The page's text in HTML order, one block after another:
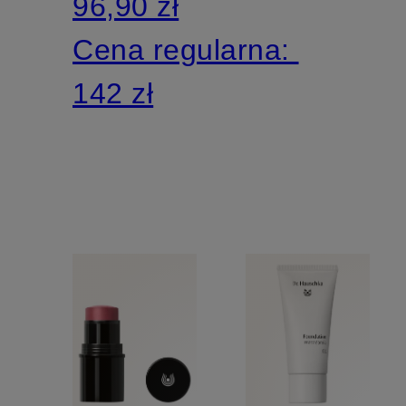
TONUJĄCY
Cena regularna:
142 zł